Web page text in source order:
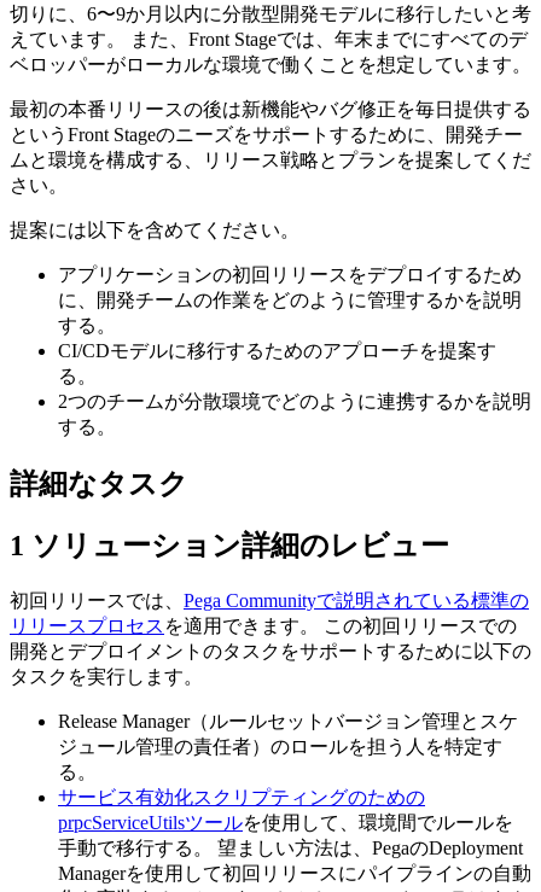
切りに、6〜9か月以内に分散型開発モデルに移行したいと考
えています。 また、Front Stageでは、年末までにすべてのデ
ベロッパーがローカルな環境で働くことを想定しています。
最初の本番リリースの後は新機能やバグ修正を毎日提供する
というFront Stageのニーズをサポートするために、開発チー
ムと環境を構成する、リリース戦略とプランを提案してくだ
さい。
提案には以下を含めてください。
アプリケーションの初回リリースをデプロイするため
に、開発チームの作業をどのように管理するかを説明
する。
CI/CDモデルに移行するためのアプローチを提案す
る。
2つのチームが分散環境でどのように連携するかを説明
する。
詳細なタスク
1 ソリューション詳細のレビュー
初回リリースでは、 Pega Communityで説明されている標準の
リリースプロセス を適用できます。 この初回リリースでの
開発とデプロイメントのタスクをサポートするために以下の
タスクを実行します。
Release Manager（ルールセットバージョン管理とスケ
ジュール管理の責任者）のロールを担う人を特定す
る。
サービス有効化スクリプティングのための
prpcServiceUtilsツールを使用して、環境間でルールを
手動で移行する。 望ましい方法は、PegaのDeployment
Managerを使用して初回リリースにパイプラインの自動